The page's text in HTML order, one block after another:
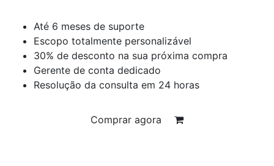
Até 6 meses de suporte
Escopo totalmente personalizável
30% de desconto na sua próxima compra
Gerente de conta dedicado
Resolução da consulta em 24 horas
Comprar agora